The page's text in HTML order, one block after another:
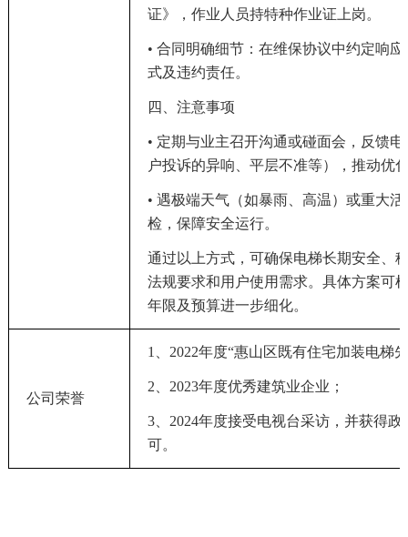
证》，作业人员持特种作业证上岗。
• 合同明确细节：在维保协议中约定响
式及违约责任。
四、注意事项
• 定期与业主召开沟通或碰面会，反馈
户投诉的异响、平层不准等），推动优
• 遇极端天气（如暴雨、高温）或重大
检，保障安全运行。
通过以上方式，可确保电梯长期安全、
法规要求和用户使用需求。具体方案可
年限及预算进一步细化。
公司荣誉
1、2022年度“惠山区既有住宅加装电梯
2、2023年度优秀建筑业企业；
3、2024年度接受电视台采访，并获得
可。